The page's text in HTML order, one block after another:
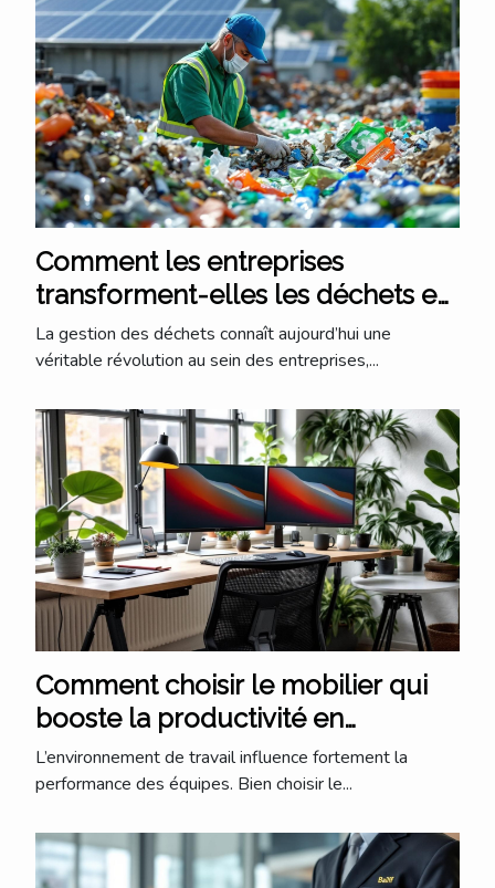
Comment les entreprises
transforment-elles les déchets en
opportunités écologiques ?
La gestion des déchets connaît aujourd’hui une
véritable révolution au sein des entreprises,...
Comment choisir le mobilier qui
booste la productivité en
entreprise ?
L’environnement de travail influence fortement la
performance des équipes. Bien choisir le...